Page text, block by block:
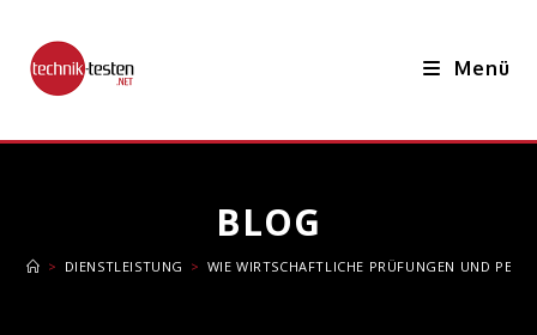
Inhalt
springen
Menü
BLOG
> DIENSTLEISTUNG > WIE WIRTSCHAFTLICHE PRÜFUNGEN UND